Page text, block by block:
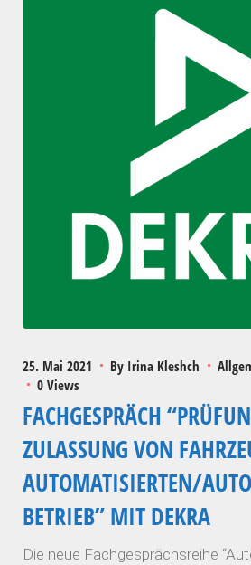
25. Mai 2021 By Irina Kleshch
0 Views
FACHGESPRÄCH
ZULASSUNG VON
AUTOMATISIERTEN/
BETRIEB” MIT DEKRA
Die neue Fachgesprächsreihe